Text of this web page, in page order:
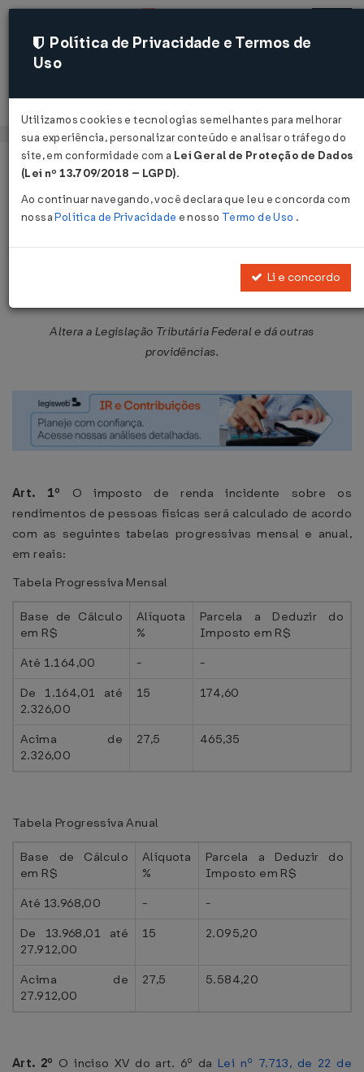
Acessar
Página Inicial Legislações
Medida Provisória nº 232 de
Altera a Legislação Tributária Federal e dá outras
providências.
Art. 1º O imposto de renda incidente sobre os
rendimentos de pessoas físicas será calculado de acordo
com as seguintes tabelas progressivas mensal e anual,
em reais:
Tabela Progressiva Mensal
Base de Cálculo
em R$
Alíquota
%
Parcela a Deduzir do
Imposto em R$
Até 1.164,00
-
-
De 1.164,01 até
2.326,00
15 174,60
Acima de
2.326,00
27,5 465,35
Tabela Progressiva Anual
Base de Cálculo
em R$
Alíquota
%
Parcela a Deduzir do
Imposto em R$
Até 13.968,00
-
-
De 13.968,01 até
27.912,00
15 2.095,20
Acima de
27.912,00
27,5 5.584,20
Art. 2º O inciso XV do art. 6º da Lei nº 7.713, de 22 de
Política de Privacidade e Termos de
Uso
Utilizamos cookies e tecnologias semelhantes para melhorar
sua experiência, personalizar conteúdo e analisar o tráfego do
site, em conformidade com a Lei Geral de Proteção de Dados
(Lei nº 13.709/2018 – LGPD).
Ao continuar navegando, você declara que leu e concorda com
nossaPolítica de Privacidade e nosso Termo de Uso .
Li e concordo